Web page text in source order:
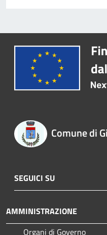
Comune di
SEGUICI SU
AMMINISTRAZIONE
Organi di Governo